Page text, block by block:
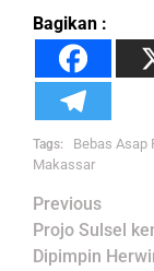
Bagikan :
Tags: Bebas Asap
Makassar
Post
Previous
Projo Sulsel
Dipimpin